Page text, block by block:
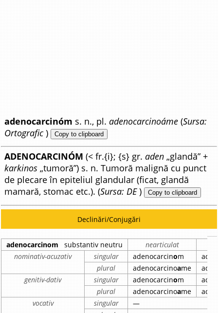
adenocarcinóm s. n., pl.adenocarcinoáme (Sursa:
Ortografic ) Copy to clipboard
ADENOCARCINÓM (< fr.{i}; {s} gr.aden „glandă” +
karkinos „tumoră”) s. n. Tumoră malignă cu punct
de plecare în epiteliul glandular (ficat, glandă
mamară, stomac etc.). (Sursa: DE) Copy to clipboard
Declinări/Conjugări
adenocarcinom substantiv neutru
nearticulat
nominativ-acuzativ
singular adenocarcinom
plural
adenocarcinoame
genitiv-dativ
singular adenocarcinom
plural
adenocarcinoame
vocativ
singular
—